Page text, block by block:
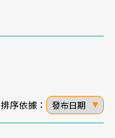
排序依據： 發布日期